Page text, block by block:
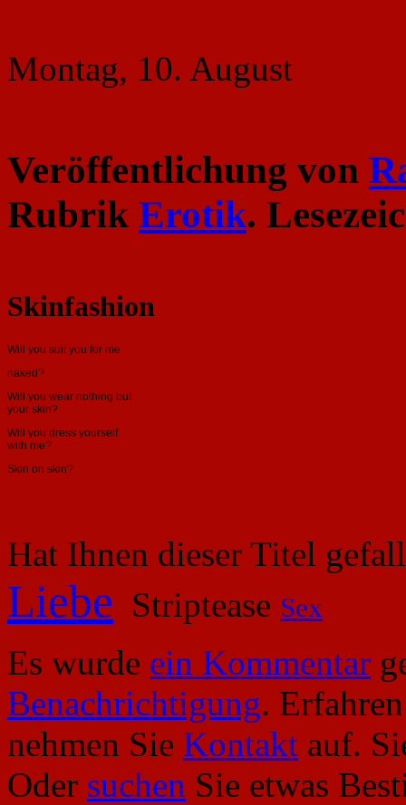
Montag, 10. August
Veröffentlichung von
Rubrik Erotik.
Skinfashion
Will you suit you for me
naked?
Will you wear nothing but
your skin?
Will you dress yourself
with me?
Skin on skin?
Hat Ihnen dieser Titel
Liebe Striptease Sex
Es wurde ein Kommentar
Benachrichtigung.
nehmen Sie Kontakt auf.
Oder suchen Sie etwas